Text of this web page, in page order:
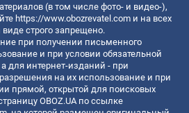
(в том числе фото- и видео-),
https://www.obozrevatel.com и на всех
строго запрещено.
при получении письменного
и при условии обязательной
для интернет-изданий - при
на их использование и при
прямой, открытой для поисковых
OBOZ.UA по ссылке